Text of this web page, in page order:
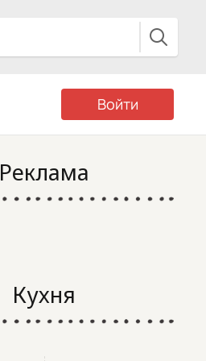
Войти
Реклама
Кухня